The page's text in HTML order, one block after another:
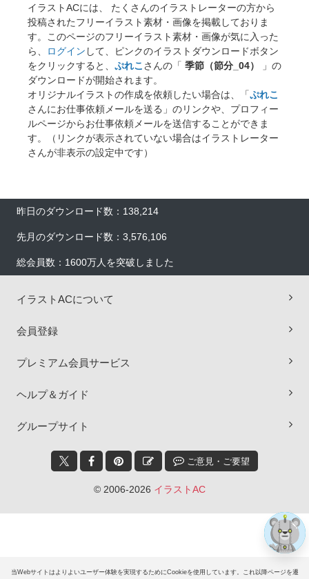
当Webサイトはよりよいユーザー体験を実現するためにCookieを使用しています。これ以降ページを遷
イラストACには、 たくさんのイラストレーターの方から
投稿されたフリーイラスト素材・画像を掲載しておりま
す。このページのフリーイラスト素材・画像が気に入った
ら、
ログイン して、ピンクのイラストダウンロードボタン
をクリックすると、 ぷれこ さんの「 季節（節分_04）
」の
ダウンロードが開始されます。
オリジナルイラストの作成を依頼したい場合は、「ぷれこ
さんにお仕事依頼メールを送る」のリンクや、プロフィー
ルページからお仕事依頼メールを送信することができま
す。（リンクが表示されていない場合はイラストレーター
さんが非表示の設定中です）
昨日のダウンロード数：138,214
先月のダウンロード数：3,576,106
総会員数：1600万人を突破しました
イラストACについて
会員登録
プレミアム会員サービス
ヘルプ＆ガイド
グループサイト
ご意見・ご要望
© 2006-2026 イラストAC